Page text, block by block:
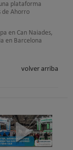
plataforma
de Ahorro
en Can Naiades,
en Barcelona
volver arriba